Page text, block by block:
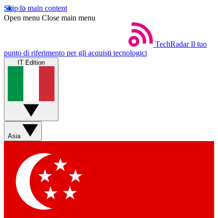
Skip to main content
Open menu Close main menu
TechRadar Il tuo
punto di riferimento per gli acquisti tecnologici
IT Edition
Asia